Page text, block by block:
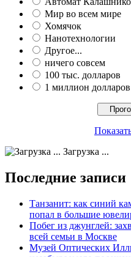
Мир во всем мире
Хомячок
Нанотехнологии
Другое...
ничего совсем
100 тыс. долларов
1 миллион долларов
Загрузка ...
Последние записи
Танзанит: как синий
попал в большие
Побег из джунглей:
всей семьи в Москве
Музей Оптических